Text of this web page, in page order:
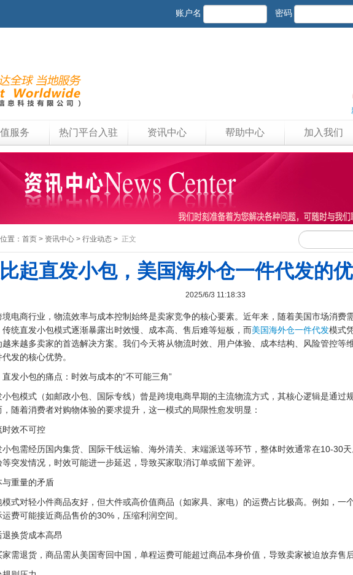
账户名 密码
服务 热门平台入驻 资讯中心 帮助中心 加入我们
置： 首页 > 资讯中心 > 行业动态 > 正文
比起直发小包，美国海外仓一件代发的
2025/6/3 11:18:33
境电商行业，物流效率与成本控制始终是卖家竞争的核心要素。近年来，随着美国市场消费
传统直发小包模式逐渐暴露出时效慢、成本高、售后难等短板，而美国海外仓一件代发模式
越来越多卖家的首选解决方案。我们今天将从物流时效、用户体验、成本结构、风险管控等
发的核心优势。
直发小包的痛点：时效与成本的“不可能三角”
小包模式（如邮政小包、国际专线）曾是跨境电商早期的主流物流方式，其核心逻辑是通过
，随着消费者对购物体验的要求提升，这一模式的局限性愈发明显：
时效不可控
小包需经历国内集货、国际干线运输、海外清关、末端派送等环节，整体时效通常在10-30
等突发情况，时效可能进一步延迟，导致买家取消订单或留下差评。
与重量的矛盾
模式对轻小件商品友好，但大件或高价值商品（如家具、家电）的运费占比极高。例如，一
运费可能接近商品售价的30%，压缩利润空间。
退换货成本高昂
家需退货，商品需从美国寄回中国，单程运费可能超过商品本身价值，导致卖家被迫放弃售